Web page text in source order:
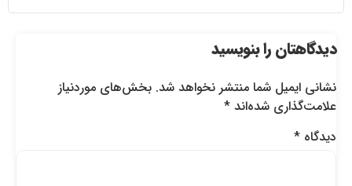
دیدگاهتان را بنویسید
نشانی ایمیل شما منتشر نخواهد شد. بخش‌های موردنیاز
علامت‌گذاری شده‌اند*
دیدگاه*